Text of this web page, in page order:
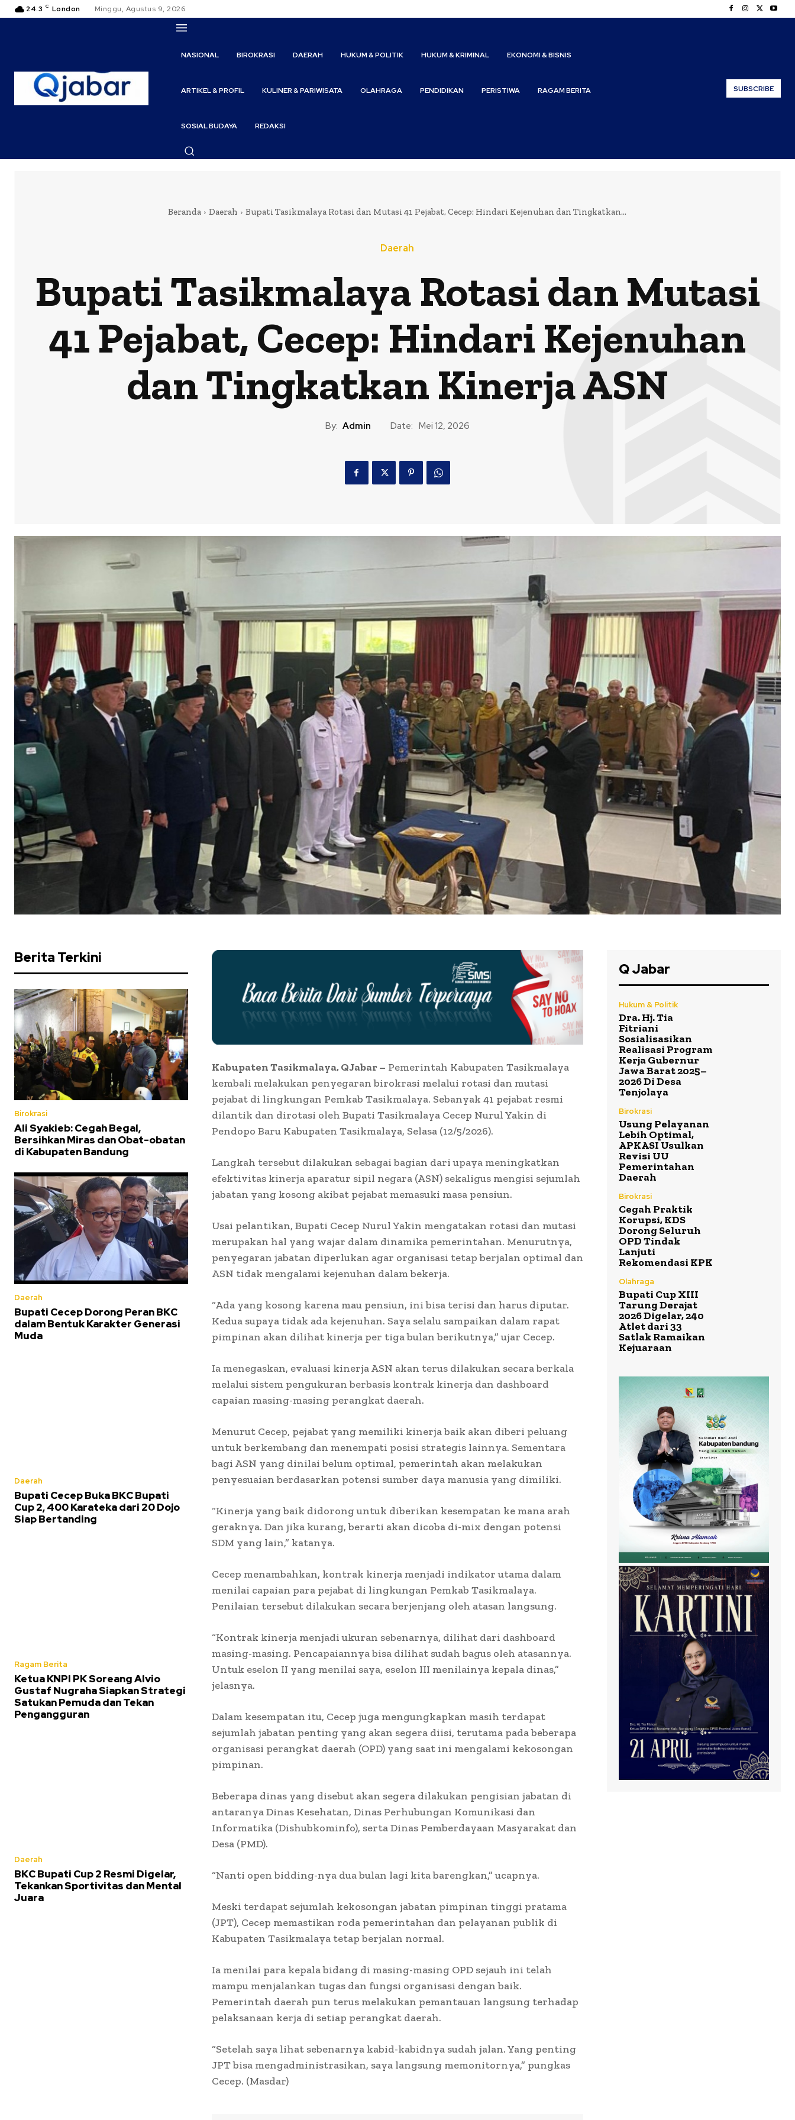
24.3 C London Minggu, Agustus 9, 2026
NASIONAL BIROKRASI DAERAH HUKUM & POLITIK HUKUM & KRIMINAL EKONOMI & BISNIS
ARTIKEL & PROFIL KULINER & PARIWISATA OLAHRAGA PENDIDIKAN PERISTIWA RAGAM BERITA
SOSIAL BUDAYA REDAKSI
SUBSCRIBE
Beranda Daerah Bupati Tasikmalaya Rotasi dan Mutasi 41 Pejabat, Cecep: Hindari Kejenuhan dan Tingkatkan...
Daerah
Bupati Tasikmalaya Rotasi dan Mutasi
41 Pejabat, Cecep: Hindari Kejenuhan
dan Tingkatkan Kinerja ASN
By: Admin Date: Mei 12, 2026
Berita Terkini
Birokrasi
Ali Syakieb: Cegah Begal,
Bersihkan Miras dan Obat-obatan
di Kabupaten Bandung
Daerah
Bupati Cecep Dorong Peran BKC
dalam Bentuk Karakter Generasi
Muda
Daerah
Bupati Cecep Buka BKC Bupati
Cup 2, 400 Karateka dari 20 Dojo
Siap Bertanding
Ragam Berita
Ketua KNPI PK Soreang Alvio
Gustaf Nugraha Siapkan Strategi
Satukan Pemuda dan Tekan
Pengangguran
Daerah
BKC Bupati Cup 2 Resmi Digelar,
Tekankan Sportivitas dan Mental
Juara
Kabupaten Tasikmalaya, QJabar – Pemerintah Kabupaten Tasikmalaya
kembali melakukan penyegaran birokrasi melalui rotasi dan mutasi
pejabat di lingkungan Pemkab Tasikmalaya. Sebanyak 41 pejabat resmi
dilantik dan dirotasi oleh Bupati Tasikmalaya Cecep Nurul Yakin di
Pendopo Baru Kabupaten Tasikmalaya, Selasa (12/5/2026).
Langkah tersebut dilakukan sebagai bagian dari upaya meningkatkan
efektivitas kinerja aparatur sipil negara (ASN) sekaligus mengisi sejumlah
jabatan yang kosong akibat pejabat memasuki masa pensiun.
Usai pelantikan, Bupati Cecep Nurul Yakin mengatakan rotasi dan mutasi
merupakan hal yang wajar dalam dinamika pemerintahan. Menurutnya,
penyegaran jabatan diperlukan agar organisasi tetap berjalan optimal dan
ASN tidak mengalami kejenuhan dalam bekerja.
“Ada yang kosong karena mau pensiun, ini bisa terisi dan harus diputar.
Kedua supaya tidak ada kejenuhan. Saya selalu sampaikan dalam rapat
pimpinan akan dilihat kinerja per tiga bulan berikutnya,” ujar Cecep.
Ia menegaskan, evaluasi kinerja ASN akan terus dilakukan secara berkala
melalui sistem pengukuran berbasis kontrak kinerja dan dashboard
capaian masing-masing perangkat daerah.
Menurut Cecep, pejabat yang memiliki kinerja baik akan diberi peluang
untuk berkembang dan menempati posisi strategis lainnya. Sementara
bagi ASN yang dinilai belum optimal, pemerintah akan melakukan
penyesuaian berdasarkan potensi sumber daya manusia yang dimiliki.
“Kinerja yang baik didorong untuk diberikan kesempatan ke mana arah
geraknya. Dan jika kurang, berarti akan dicoba di-mix dengan potensi
SDM yang lain,” katanya.
Cecep menambahkan, kontrak kinerja menjadi indikator utama dalam
menilai capaian para pejabat di lingkungan Pemkab Tasikmalaya.
Penilaian tersebut dilakukan secara berjenjang oleh atasan langsung.
“Kontrak kinerja menjadi ukuran sebenarnya, dilihat dari dashboard
masing-masing. Pencapaiannya bisa dilihat sudah bagus oleh atasannya.
Untuk eselon II yang menilai saya, eselon III menilainya kepala dinas,”
jelasnya.
Dalam kesempatan itu, Cecep juga mengungkapkan masih terdapat
sejumlah jabatan penting yang akan segera diisi, terutama pada beberapa
organisasi perangkat daerah (OPD) yang saat ini mengalami kekosongan
pimpinan.
Beberapa dinas yang disebut akan segera dilakukan pengisian jabatan di
antaranya Dinas Kesehatan, Dinas Perhubungan Komunikasi dan
Informatika (Dishubkominfo), serta Dinas Pemberdayaan Masyarakat dan
Desa (PMD).
“Nanti open bidding-nya dua bulan lagi kita barengkan,” ucapnya.
Meski terdapat sejumlah kekosongan jabatan pimpinan tinggi pratama
(JPT), Cecep memastikan roda pemerintahan dan pelayanan publik di
Kabupaten Tasikmalaya tetap berjalan normal.
Ia menilai para kepala bidang di masing-masing OPD sejauh ini telah
mampu menjalankan tugas dan fungsi organisasi dengan baik.
Pemerintah daerah pun terus melakukan pemantauan langsung terhadap
pelaksanaan kerja di setiap perangkat daerah.
“Setelah saya lihat sebenarnya kabid-kabidnya sudah jalan. Yang penting
JPT bisa mengadministrasikan, saya langsung memonitornya,” pungkas
Cecep. (Masdar)
Q Jabar
Hukum & Politik
Dra. Hj. Tia
Fitriani
Sosialisasikan
Realisasi Program
Kerja Gubernur
Jawa Barat 2025–
2026 Di Desa
Tenjolaya
Birokrasi
Usung Pelayanan
Lebih Optimal,
APKASI Usulkan
Revisi UU
Pemerintahan
Daerah
Birokrasi
Cegah Praktik
Korupsi, KDS
Dorong Seluruh
OPD Tindak
Lanjuti
Rekomendasi KPK
Olahraga
Bupati Cup XIII
Tarung Derajat
2026 Digelar, 240
Atlet dari 33
Satlak Ramaikan
Kejuaraan